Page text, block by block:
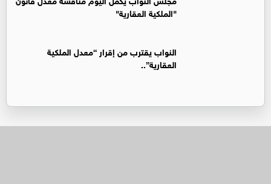
"الملكية العقارية"
النواب يقترب من إقرار “معدل الملكية
العقارية”..